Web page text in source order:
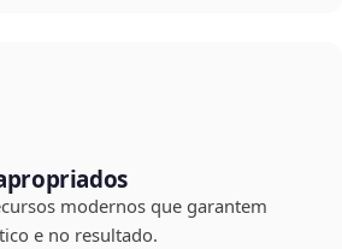
modernos que garantem
e no resultado.